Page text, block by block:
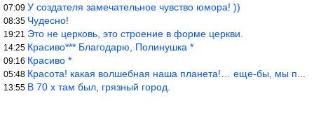
07:09 У создателя замечательное чувство юмора! ))
08:35 Чудесно!
19:21 Это не церковь, это строение в форме церкви.
14:25 Красиво*** Благодарю, Полинушка *
09:16 Красиво *
05:48 Красота! какая волшебная наша планета!… еще-бы, мы понимали это…
13:55 В 70 х там был, грязный город.